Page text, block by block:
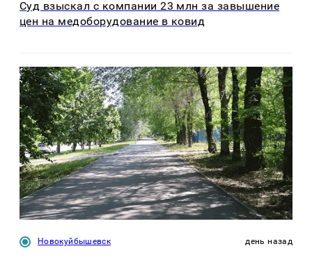
Суд взыскал с компании 23 млн за завышение
цен на медоборудование в ковид
Новокуйбышевск день назад